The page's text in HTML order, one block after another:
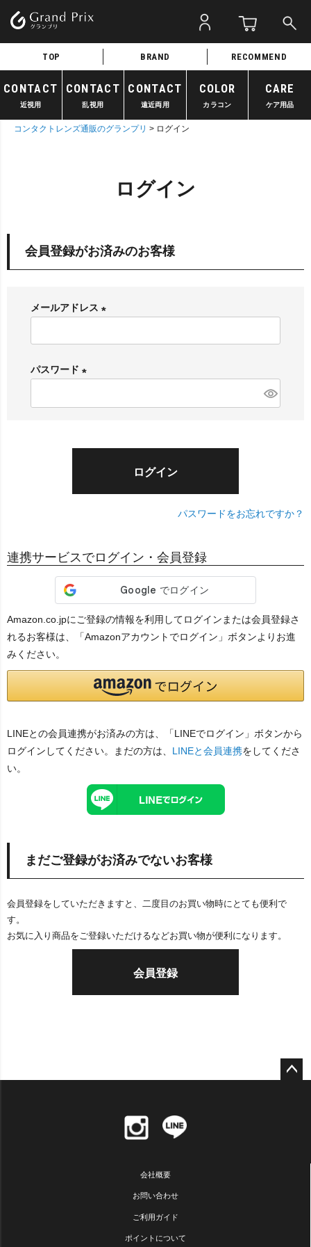
TOP BRAND RECOMMEND
CONTACT
近視用
CONTACT
乱視用
CONTACT
遠近両用
COLOR
カラコン
CARE
ケア用品
コンタクトレンズ通販のグランプリ ログイン
ログイン
会員登録がお済みのお客様
メールアドレス
必
)
パスワード
必
ログイン
パスワードをお忘れですか？
連携サービスでログイン・会員登録
Amazon.co.jpにご登録の情報を利用してログインまたは会員登録さ
れるお客様は、「Amazonアカウントでログイン」ボタンよりお進
みください。
LINEとの会員連携がお済みの方は、「LINEでログイン」ボタンから
ログインしてください。まだの方は、 LINEと会員連携をしてくださ
い。
まだご登録がお済みでないお客様
会員登録をしていただきますと、二度目のお買い物時にとても便利で
す。
お気に入り商品をご登録いただけるなどお買い物が便利になります。
会員登録
会社概要
お問い合わせ
ご利用ガイド
ポイントについて